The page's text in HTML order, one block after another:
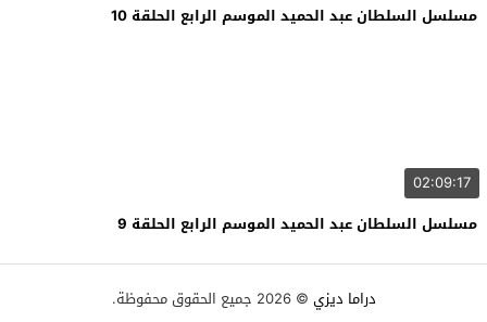
مسلسل السلطان عبد الحميد الموسم الرابع الحلقة 10
02:09:17
مسلسل السلطان عبد الحميد الموسم الرابع الحلقة 9
دراما ديزي © 2026 جميع الحقوق محفوظة.